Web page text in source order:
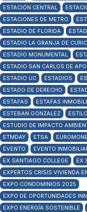
ESTACIÓN CENTRAL
ESTACIONES DE METRO
ESTADIO DE FLORIDA
ESTADIO LA GRANJA DE
ESTADIO MONUMENTAL
ESTADIO SAN CARLOS DE
ESTADIO UC
ESTADIOS
ESTADO DE DERECHO
ESTAFAS
ESTAFAS
ESTEBAN GONZALEZ
ESTUDIO DE IMPACTO
ETMDAY
ETSA
EVENTO
EVENTO
EX SANTIAGO COLLEGE
EX
EXPERTOS CRISIS VIVIENDA
EXPO CONDOMINIOS 2025
EXPO DE OPORTUNIDADES
EXPO ENERGÍA SOSTENIBLE